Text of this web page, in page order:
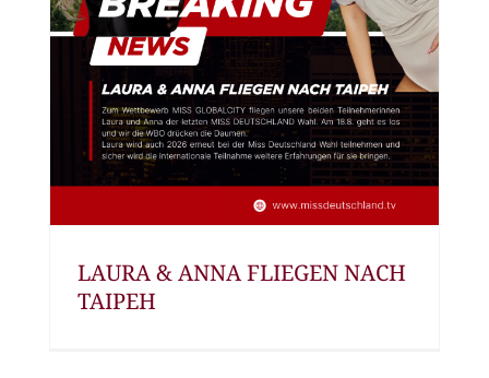
LAURA & ANNA FLIEGEN NACH
TAIPEH